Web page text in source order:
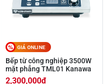
GIÁ ONLINE
Bếp từ công nghiệp 3500W
mặt phẳng TML01 Kanawa
2,300,000đ